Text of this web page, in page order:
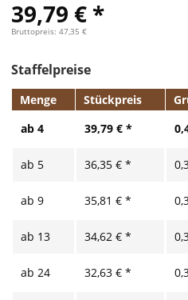
39,79 € *
Bruttopreis: 47,35 €
Staffelpreise
Menge Stückpreis
ab 4 39,79 € *
ab 5 36,35 € *
ab 9 35,81 € *
ab 13 34,62 € *
ab 24 32,63 € *